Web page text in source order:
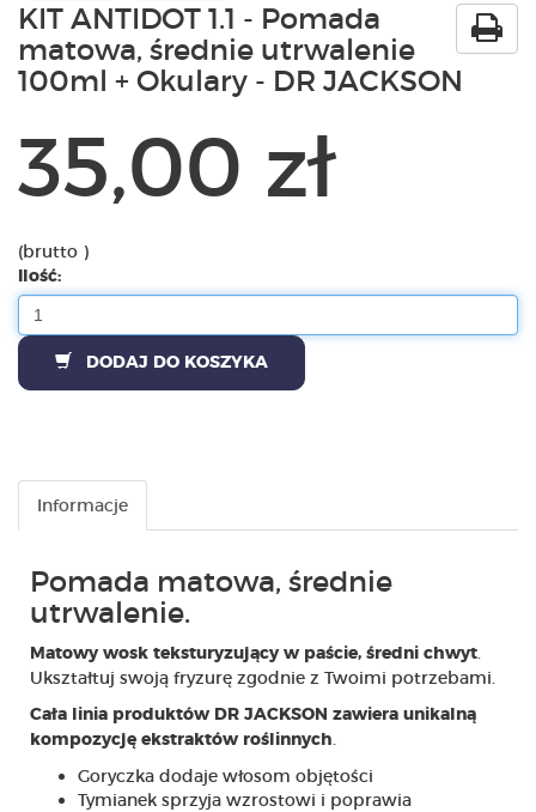
KIT ANTIDOT 1.1 - Pomada
matowa, średnie utrwalenie
100ml + Okulary - DR JACKSON
35,00 zł
(brutto )
Ilość:
DODAJ DO KOSZYKA
Informacje
Pomada matowa, średnie
utrwalenie.
Matowy wosk teksturyzujący w paście, średni chwyt.
Ukształtuj swoją fryzurę zgodnie z Twoimi potrzebami.
Cała linia produktów DR JACKSON zawiera unikalną
kompozycję ekstraktów roślinnych.
Goryczka dodaje włosom objętości
Tymianek sprzyja wzrostowi i poprawia